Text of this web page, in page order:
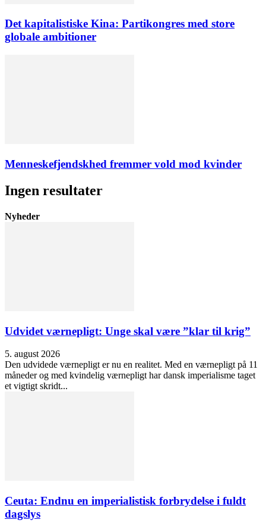
Det kapitalistiske Kina: Partikongres med store
globale ambitioner
Menneskefjendskhed fremmer vold mod kvinder
Ingen resultater
Nyheder
Udvidet værnepligt: Unge skal være ”klar til krig”
5. august 2026
Den udvidede værnepligt er nu en realitet. Med en værnepligt på 11
måneder og med kvindelig værnepligt har dansk imperialisme taget
et vigtigt skridt...
Ceuta: Endnu en imperialistisk forbrydelse i fuldt
dagslys